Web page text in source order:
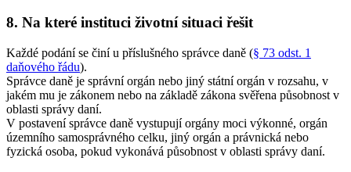
8. Na které instituci životní situaci řešit
Každé podání se činí u příslušného správce daně (§ 73 odst. 1
daňového řádu).
Správce daně je správní orgán nebo jiný státní orgán v rozsahu, v
jakém mu je zákonem nebo na základě zákona svěřena působnost v
oblasti správy daní.
V postavení správce daně vystupují orgány moci výkonné, orgán
územního samosprávného celku, jiný orgán a právnická nebo
fyzická osoba, pokud vykonává působnost v oblasti správy daní.